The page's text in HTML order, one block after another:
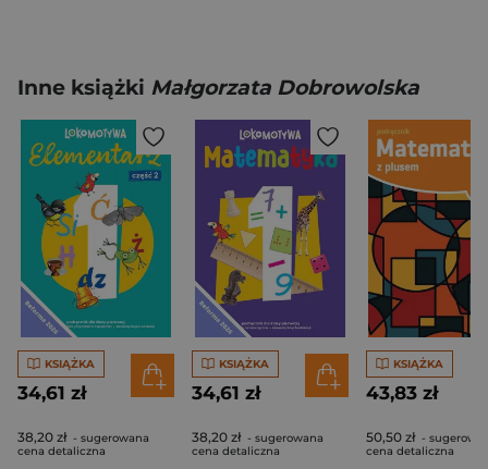
Inne książki Małgorzata Dobrowolska
KSIĄŻKA
34,61 zł
38,20 zł - sugerowana
cena detaliczna
KSIĄŻKA
34,61 zł
38,20 zł - sugerowana
cena detaliczna
KSIĄŻKA
43,83 zł
50,50 zł -
cena detaliczna